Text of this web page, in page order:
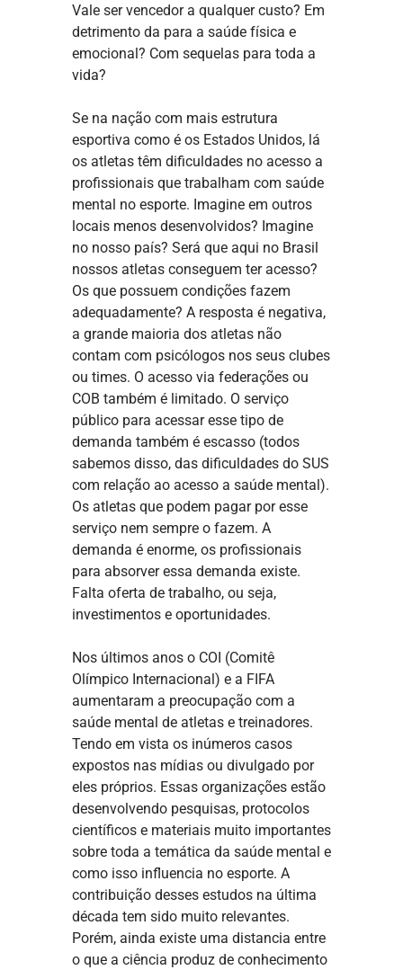
Vale ser vencedor a qualquer custo? Em
detrimento da para a saúde física e
emocional? Com sequelas para toda a
vida?
Se na nação com mais estrutura
esportiva como é os Estados Unidos, lá
os atletas têm dificuldades no acesso a
profissionais que trabalham com saúde
mental no esporte. Imagine em outros
locais menos desenvolvidos? Imagine
no nosso país? Será que aqui no Brasil
nossos atletas conseguem ter acesso?
Os que possuem condições fazem
adequadamente? A resposta é negativa,
a grande maioria dos atletas não
contam com psicólogos nos seus clubes
ou times. O acesso via federações ou
COB também é limitado. O serviço
público para acessar esse tipo de
demanda também é escasso (todos
sabemos disso, das dificuldades do SUS
com relação ao acesso a saúde mental).
Os atletas que podem pagar por esse
serviço nem sempre o fazem. A
demanda é enorme, os profissionais
para absorver essa demanda existe.
Falta oferta de trabalho, ou seja,
investimentos e oportunidades.
Nos últimos anos o COI (Comitê
Olímpico Internacional) e a FIFA
aumentaram a preocupação com a
saúde mental de atletas e treinadores.
Tendo em vista os inúmeros casos
expostos nas mídias ou divulgado por
eles próprios. Essas organizações estão
desenvolvendo pesquisas, protocolos
científicos e materiais muito importantes
sobre toda a temática da saúde mental e
como isso influencia no esporte. A
contribuição desses estudos na última
década tem sido muito relevantes.
Porém, ainda existe uma distancia entre
o que a ciência produz de conhecimento